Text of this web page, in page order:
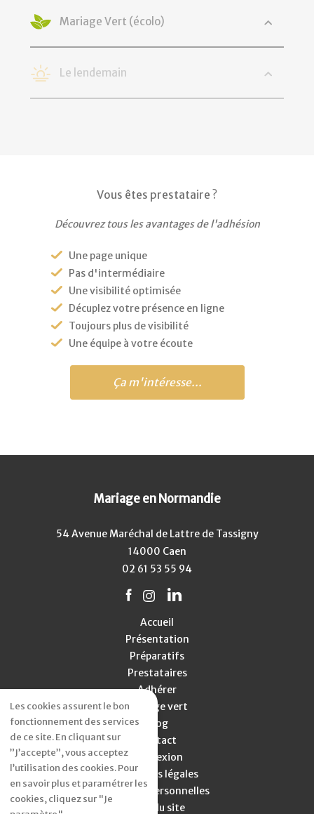
Mariage Vert (écolo)
Le lendemain
Vous êtes prestataire ?
Découvrez tous les avantages de l'adhésion
Une page unique
Pas d'intermédiaire
Une visibilité optimisée
Décuplez votre présence en ligne
Toujours plus de visibilité
Une équipe à votre écoute
Ça m'intéresse...
Mariage en Normandie
54 Avenue Maréchal de Lattre de Tassigny
14000 Caen
02 61 53 55 94
Accueil
Présentation
Préparatifs
Prestataires
Adhérer
Mariage vert
Blog
Contact
Connexion
Mentions légales
Données personnelles
Plan du site
Les cookies assurent le bon
fonctionnement des services
de ce site. En cliquant sur
”J’accepte”, vous acceptez
l’utilisation des cookies. Pour
en savoir plus et paramétrer les
cookies, cliquez sur "Je